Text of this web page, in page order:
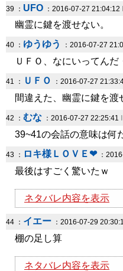
39 ： UFO ：2016-07-27 21:04:12
幽霊に鍵を渡せない。
40 ： ゆうゆう ：2016-07-27
ＵＦＯ、なにいってんだ
41 ： ＵＦＯ ：2016-07-27
間違えた、幽霊に鍵を渡
42 ： むな ：2016-07-27 22:25:41
39~41の会話の意味は何
43 ： ロキ様ＬＯＶＥ❤：
最後はすごく驚いたｗ
ネタバレ内容を表示
44 ： イエー ：2016-07-29
棚の足し算
ネタバレ内容を表示